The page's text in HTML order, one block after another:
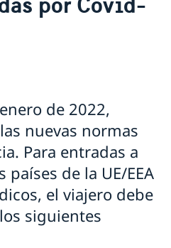
el desarrollo en América
de 2022,
nuevas normas
Para entradas a
países de la UE/EEA
el viajero debe
siguientes